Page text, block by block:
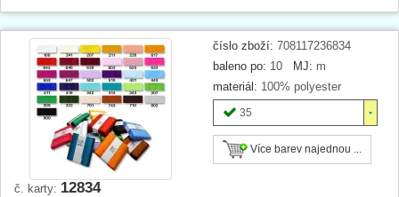
číslo zboží: 708117236834
baleno po: 10 MJ: m
materiál: 100% polyester
35
Více barev najednou ...
č. karty: 12834